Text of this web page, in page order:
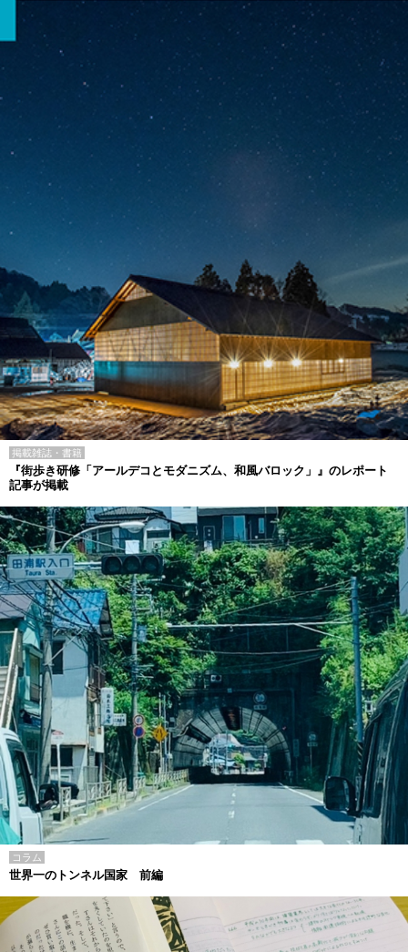
掲載雑誌・書籍
『街歩き研修「アールデコとモダニズム、和風バロック」』のレポート
記事が掲載
コラム
世界一のトンネル国家 前編